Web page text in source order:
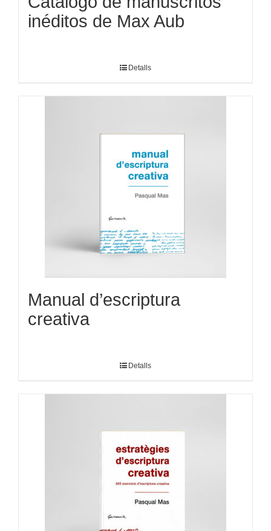
inéditos de Max Aub
Detalls
Manual d’escriptura
creativa
Detalls